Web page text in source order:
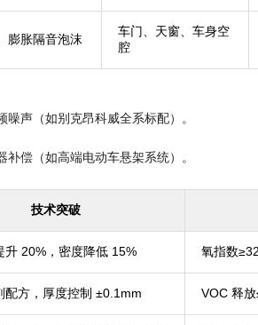
膨胀隔音泡沫
车门、天窗、车身空
腔
噪声（如别克昂科威全系标配）。
补偿（如高端电动车悬架系统）。
技术突破
升 20%，密度降低 15% 氧指数
配方，厚度控制 ±0.1mm VOC 释